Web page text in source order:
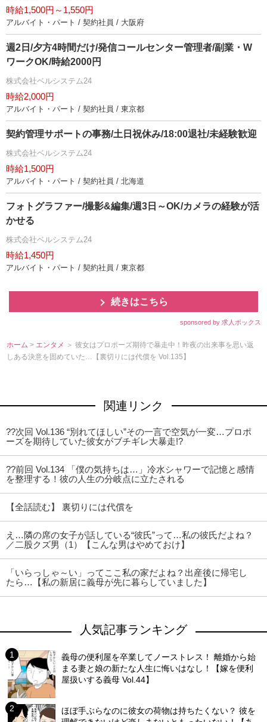
時給1,500円～1,550円
アルバイト・パート / 契約社員 / 大阪府
週2日/夕方4時間だけ/発信コールセンター管理者/副業・W
ワークOK/時給2000円
株式会社ベルシステム24
時給2,000円
アルバイト・パート / 契約社員 / 東京都
契約管理サポートの事務/土日祝休み/18:00退社/未経験歓迎
株式会社ベルシステム24
時給1,500円
アルバイト・パート / 契約社員 / 北海道
フォトグラファー/撮影&編集/週3日～OK/カメラの経験が活
かせる
株式会社ベルシステム24
時給1,450円
アルバイト・パート / 契約社員 / 東京都
続きはこちら
sponsored by 求人ボックス
ホーム > エンタメ ＞ 彼女はプロポーズ期待で暴走中！昨夜の出来事を思い返
しある決意を固めていた…【裏切りには代償を Vol.135】
関連リンク
??次回 Vol.136 “別れてほしい”その一言で空気が一変…プロポ
ーズを期待していた彼女がブチギレ大暴走!?
??前回 Vol.134 「僕の気持ちは…」冷水シャワーで記憶と感情
を整理する！彼の人生の分岐点に立たされる
【全話読む】 裏切りには代償を
え…隣の席の女子が話している“彼氏”って…私の彼氏だよね？
／二股クズ男（1）【こんな男はやめておけ】
「いらっしゃ～い」ってここ私の家だよね？出産後に帰宅し
たら…【私の新居に義母が先に暮らしていました】
人気記事ランキング
義母の便利屋を卒業してノーストレス！ 離婚から始
まる妻と娘の新たな人生に悔いはなし！【嫁を便利
屋扱いする義母 Vol.44】
ほぼ手ぶらなのに彼女の荷物は持ちたくない？ 彼を